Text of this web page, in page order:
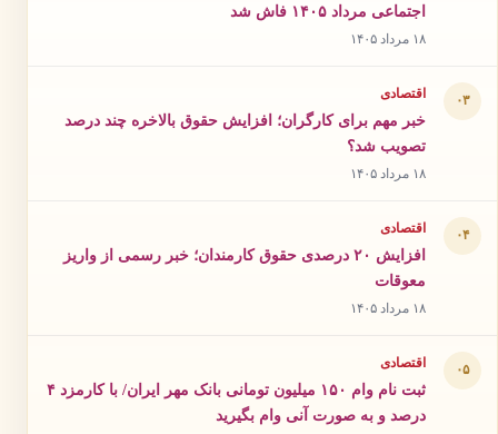
اجتماعی مرداد ۱۴۰۵ فاش شد
۱۸ مرداد ۱۴۰۵
۰۳ اقتصادی
خبر مهم برای کارگران؛ افزایش حقوق بالاخره چند درصد
تصویب شد؟
۱۸ مرداد ۱۴۰۵
۰۴ اقتصادی
افزایش ۲۰ درصدی حقوق کارمندان؛ خبر رسمی از واریز
معوقات
۱۸ مرداد ۱۴۰۵
۰۵ اقتصادی
ثبت نام وام ۱۵۰ میلیون تومانی بانک مهر ایران/ با کارمزد ۴
درصد و به صورت آنی وام بگیرید